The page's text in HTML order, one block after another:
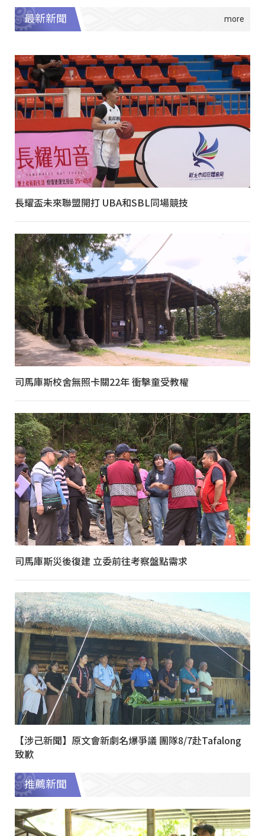
最新新聞
長耀盃未來聯盟開打 UBA和SBL同場競技
司馬庫斯校舍無照卡關22年 衝擊童受教權
司馬庫斯災後復建 立委前往考察盤點需求
【涉己新聞】原文會新劇名爆爭議 團隊8/7赴Tafalong
致歉
推薦新聞